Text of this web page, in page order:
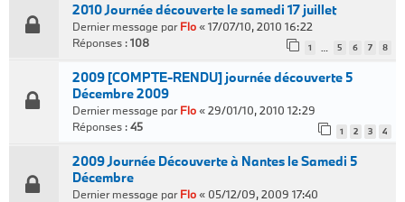
2010 Journée découverte le samedi 17 juillet
Dernier message parFlo«17/07/10, 2010 16:22
Réponses :108 1 … 5 6 7 8
2009 [COMPTE-RENDU] journée découverte 5
Décembre 2009
Dernier message parFlo«29/01/10, 2010 12:29
Réponses :45 1 2 3 4
2009 Journée Découverte à Nantes le Samedi 5
Décembre
Dernier message parFlo« 05/12/09, 2009 17:40